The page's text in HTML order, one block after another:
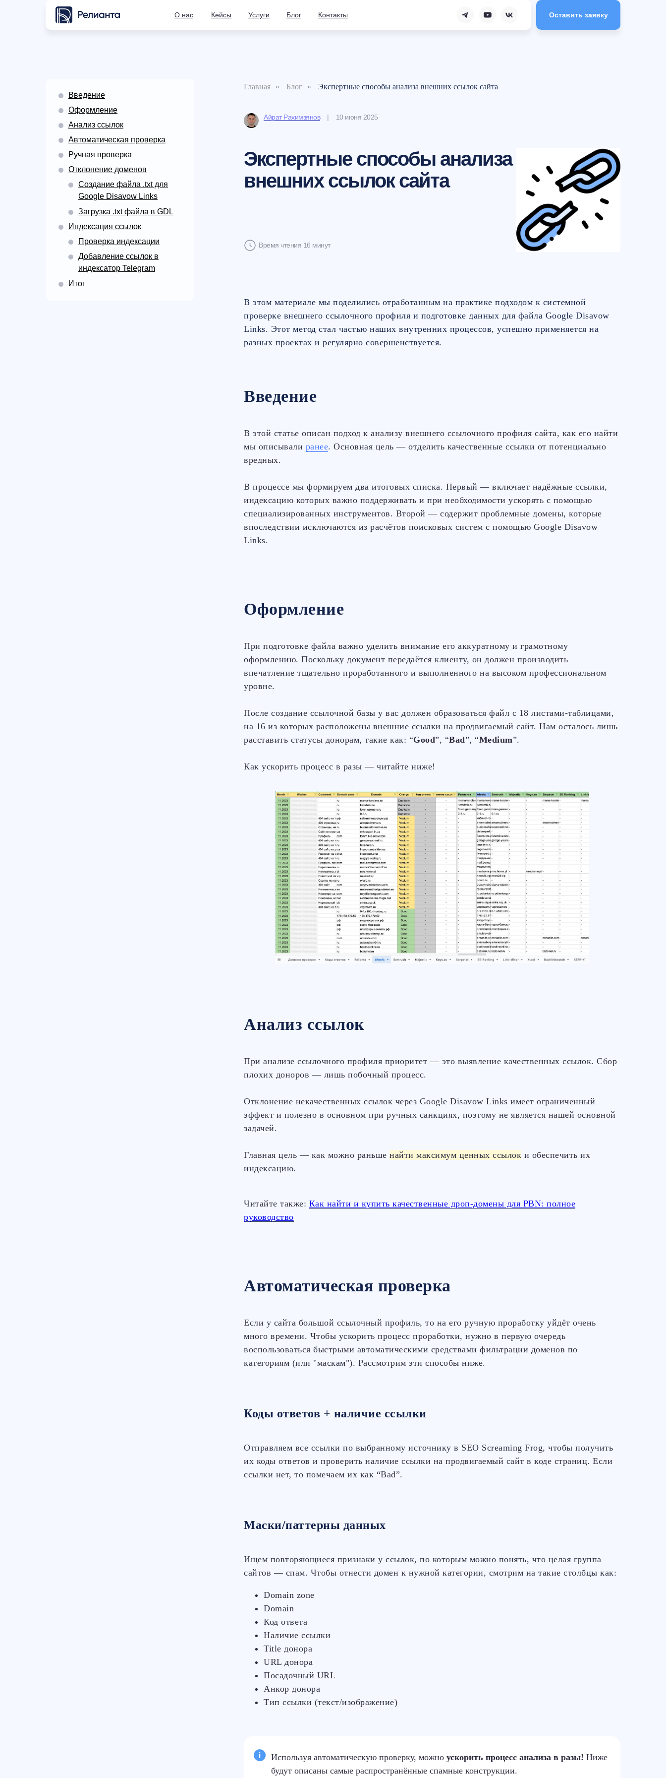
Оставить заявку
О нас Кейсы Услуги Блог Контакты
Главная » Блог »
Экспертные способы анализа внешних ссылок сайта
Введение
Оформление
Анализ ссылок
Автоматическая проверка
Ручная проверка
Отклонение доменов
Индексация ссылок
Итог
Создание файла .txt для
Google Disavow Links
Проверка индексации
Добавление ссылок в
индексатор Telegram
Загрузка .txt файла в GDL
Экспертные способы анализа
внешних ссылок сайта
Айрат Рахимзянов| 10 июня 2025
Время чтения 16 минут
В этом материале мы поделились отработанным на практике подходом к системной
проверке внешнего ссылочного профиля и подготовке данных для файла Google Disavow
Links. Этот метод стал частью наших внутренних процессов, успешно применяется на
разных проектах и регулярно совершенствуется.
Введение
В этой статье описан подход к анализу внешнего ссылочного профиля сайта, как его найти
мы описывали ранее. Основная цель — отделить качественные ссылки от потенциально
вредных.
В процессе мы формируем два итоговых списка. Первый — включает надёжные ссылки,
индексацию которых важно поддерживать и при необходимости ускорять с помощью
специализированных инструментов. Второй — содержит проблемные домены, которые
впоследствии исключаются из расчётов поисковых систем с помощью Google Disavow
Links.
Оформление
При подготовке файла важно уделить внимание его аккуратному и грамотному
оформлению. Поскольку документ передаётся клиенту, он должен производить
впечатление тщательно проработанного и выполненного на высоком профессиональном
уровне.
После создание ссылочной базы у вас должен образоваться файл с 18 листами-таблицами,
на 16 из которых расположены внешние ссылки на продвигаемый сайт. Нам осталось лишь
расставить статусы донорам, такие как: “Good”, “Bad”, “Medium”.
Как ускорить процесс в разы — читайте ниже!
Анализ ссылок
При анализе ссылочного профиля приоритет — это выявление качественных ссылок. Сбор
плохих доноров — лишь побочный процесс.
Отклонение некачественных ссылок через Google Disavow Links имеет ограниченный
эффект и полезно в основном при ручных санкциях, поэтому не является нашей основной
задачей.
Главная цель — как можно раньше найти максимум ценных ссылок и обеспечить их
индексацию.
Читайте также: Как найти и купить качественные дроп-домены для PBN: полное
руководство
Автоматическая проверка
Если у сайта большой ссылочный профиль, то на его ручную проработку уйдёт очень
много времени. Чтобы ускорить процесс проработки, нужно в первую очередь
воспользоваться быстрыми автоматическими средствами фильтрации доменов по
категориям (или "маскам"). Рассмотрим эти способы ниже.
Коды ответов + наличие ссылки
Отправляем все ссылки по выбранному источнику в SEO Screaming Frog, чтобы получить
их коды ответов и проверить наличие ссылки на продвигаемый сайт в коде страниц. Если
ссылки нет, то помечаем их как “Bad”.
Маски/паттерны данных
Ищем повторяющиеся признаки у ссылок, по которым можно понять, что целая группа
сайтов — спам. Чтобы отнести домен к нужной категории, смотрим на такие столбцы как:
Domain zone
Domain
Код ответа
Наличие ссылки
Title донора
URL донора
Посадочный URL
Анкор донора
Тип ссылки (текст/изображение)
Используя автоматическую проверку, можно ускорить процесс анализа в разы! Ниже
будут описаны самые распространённые спамные конструкции.